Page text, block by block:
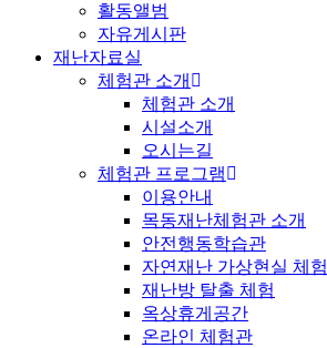
활동앨범
자유게시판
재난자료실
체험관 소개
체험관 소개
시설소개
오시는길
체험관 프로그램
이용안내
목동재난체험관 소개
안전행동학습관
자연재난 가상현실 체험
재난방 탈출 체험
옥상휴게공간
온라인 체험관